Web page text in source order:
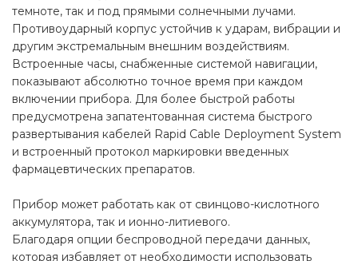
темноте, так и под прямыми солнечными лучами.
Противоударный корпус устойчив к ударам, вибрации и
другим экстремальным внешним воздействиям.
Встроенные часы, снабженные системой навигации,
показывают абсолютно точное время при каждом
включении прибора. Для более быстрой работы
предусмотрена запатентованная система быстрого
развертывания кабелей Rapid Cable Deployment System
и встроенный протокол маркировки введенных
фармацевтических препаратов.
Прибор может работать как от свинцово-кислотного
аккумулятора, так и ионно-литиевого.
Благодаря опции беспроводной передачи данных,
которая избавляет от необходимости использовать